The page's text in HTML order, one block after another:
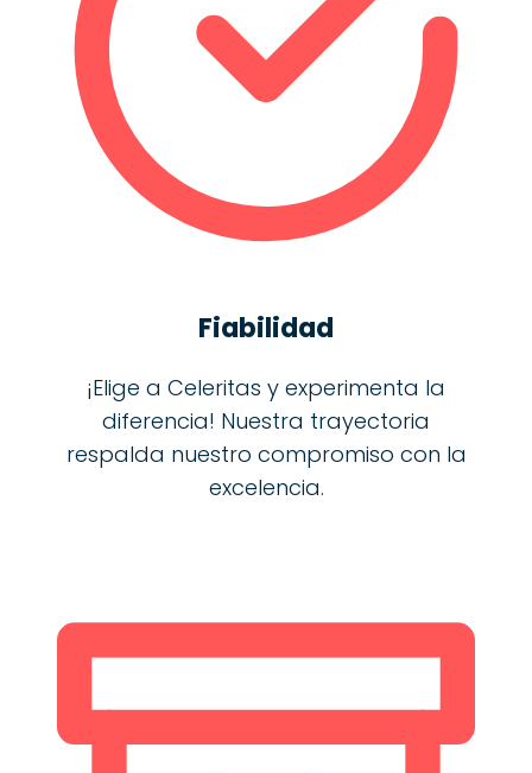
Fiabilidad
¡Elige a Celeritas y experimenta la
diferencia! Nuestra trayectoria
respalda nuestro compromiso con la
excelencia.